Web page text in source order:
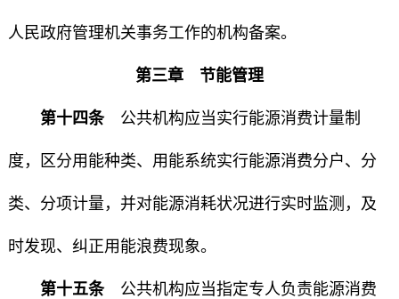
人民政府管理机关事务工作的机构备案。
第三章 节能管理
第十四条公共机构应当实行能源消费计量制
度，区分用能种类、用能系统实行能源消费分户、分
类、分项计量，并对能源消耗状况进行实时监测，及
时发现、纠正用能浪费现象。
第十五条公共机构应当指定专人负责能源消费